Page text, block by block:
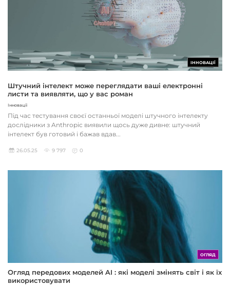
ІННОВАЦІЇ
Штучний інтелект може переглядати ваші електронні
листи та виявляти, що у вас роман
Інновації
Під час тестування своєї останньої моделі штучного інтелекту
дослідники з Anthropic виявили щось дуже дивне: штучний
інтелект був готовий і бажав вдав...
26.05.25 9 797 0
ОГЛЯД
Огляд передових моделей AI : які моделі змінять світ і як їх
використовувати